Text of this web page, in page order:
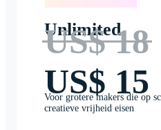
Unlimited
US$ 18
US$ 15
Voor grotere makers die op
creatieve vrijheid eisen